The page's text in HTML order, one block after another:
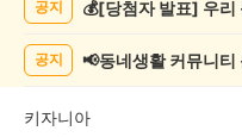
목
공지
공지 📢동네생활 커뮤니
키자니아